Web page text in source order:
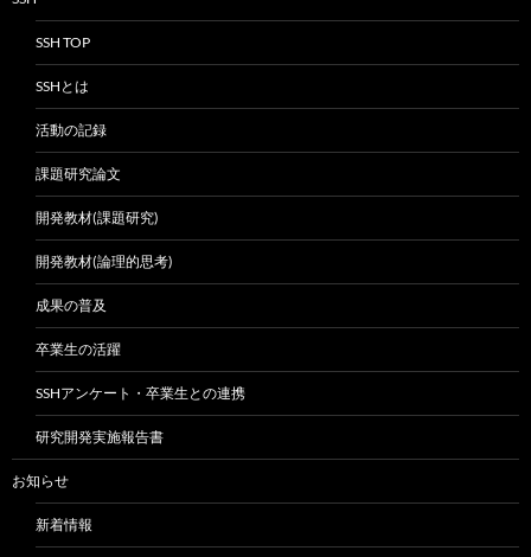
SSH TOP
SSHとは
活動の記録
課題研究論文
開発教材(課題研究)
開発教材(論理的思考)
成果の普及
卒業生の活躍
SSHアンケート・卒業生との連携
研究開発実施報告書
お知らせ
新着情報